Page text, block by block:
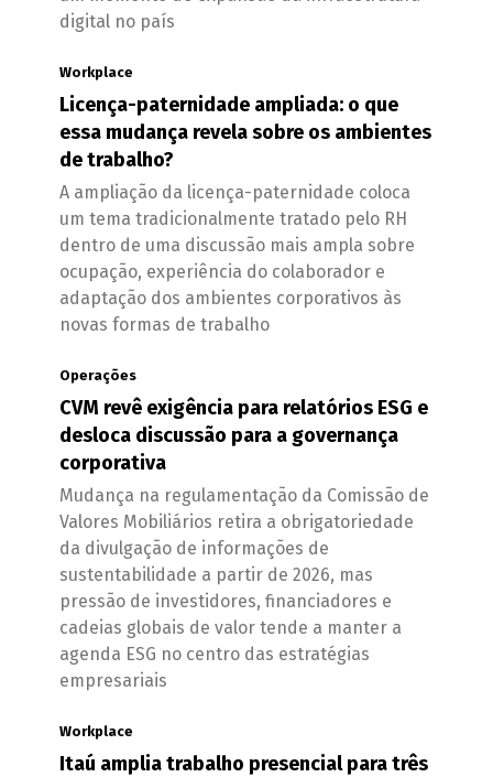
digital no país
Workplace
Licença-paternidade ampliada: o que
essa mudança revela sobre os ambientes
de trabalho?
A ampliação da licença-paternidade coloca
um tema tradicionalmente tratado pelo RH
dentro de uma discussão mais ampla sobre
ocupação, experiência do colaborador e
adaptação dos ambientes corporativos às
novas formas de trabalho
Operações
CVM revê exigência para relatórios ESG e
desloca discussão para a governança
corporativa
Mudança na regulamentação da Comissão de
Valores Mobiliários retira a obrigatoriedade
da divulgação de informações de
sustentabilidade a partir de 2026, mas
pressão de investidores, financiadores e
cadeias globais de valor tende a manter a
agenda ESG no centro das estratégias
empresariais
Workplace
Itaú amplia trabalho presencial para três